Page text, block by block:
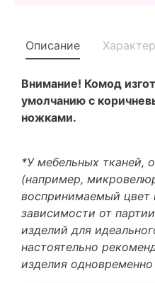
Описание
Внимание! Комод
умолчанию с
ножками.
*У мебельных тканей,
(например,
воспринимаемый цвет
зависимости от
изделий для
настоятельно
изделия одновременно